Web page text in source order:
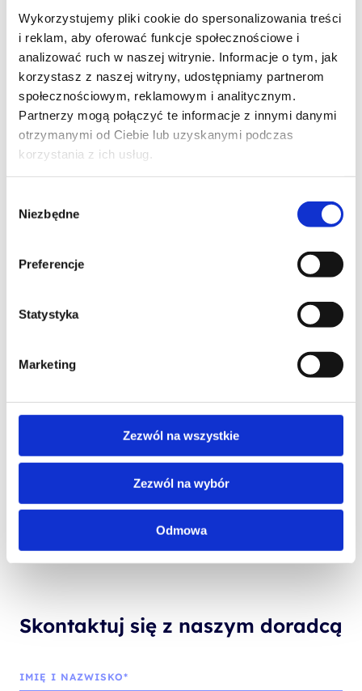
Wykorzystujemy pliki cookie do spersonalizowania treści
i reklam, aby oferować funkcje społecznościowe i
analizować ruch w naszej witrynie. Informacje o tym, jak
korzystasz z naszej witryny, udostępniamy partnerom
społecznościowym, reklamowym i analitycznym.
Partnerzy mogą połączyć te informacje z innymi danymi
otrzymanymi od Ciebie lub uzyskanymi podczas
korzystania z ich usług.
zgody
Niezbędne
Preferencje
Statystyka
Marketing
Zezwól na wszystkie
Zezwól na wybór
Odmowa
PROMOCJA
PL - POWER PLATFORM
Create and Manage Canvas Apps with
Power Apps
SZKOLENIE NASTĘPUJĄCE
PROMOCJA
PL - POWER PLATFORM
Create and Manage Automated Processes
by using Power Automate
PL - POWER PLATFORM
Microsoft Power Platform Developer
Skontaktuj się z naszym doradcą
IMIĘ I NAZWISKO*